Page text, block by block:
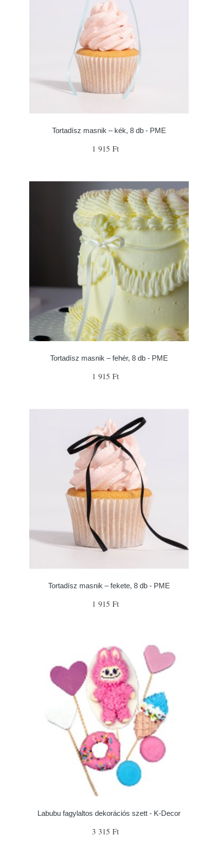
Tortadísz masnik – kék, 8 db - PME
1 915 Ft
Tortadísz masnik – fehér, 8 db - PME
1 915 Ft
Tortadísz masnik – fekete, 8 db - PME
1 915 Ft
Labubu fagylaltos dekorációs szett - K-Decor
3 315 Ft